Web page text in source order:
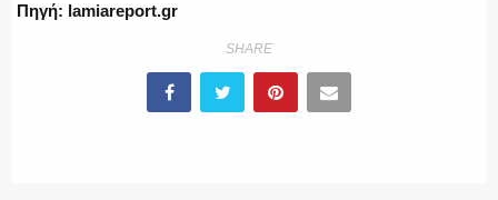
Πηγή: lamiareport.gr
SHARE